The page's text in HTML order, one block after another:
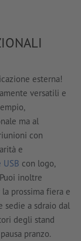
esterna!
versatili e
ma al
con
e
con logo,
inoltre
prossima fiera e
sedie a sdraio dal
degli stand
pranzo.